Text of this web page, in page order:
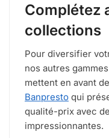
Complétez
collections
Pour diversifier
nos autres
mettent en avant
Banpresto qui
qualité-prix avec
impressionnantes.